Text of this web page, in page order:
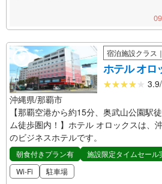
宿泊施設クラス
ホテル オロ
沖縄県/那覇市
【那覇空港から約15分、奥武山公園駅
ム徒歩圏内！】ホテル オロックスは、
のビジネスホテルです。
朝食付きプラン有 施設限定タイムセール
Wi-Fi
駐車場